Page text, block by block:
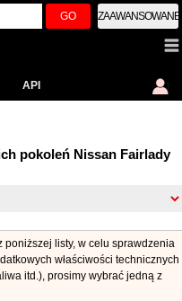
GO ZAAWANSOWANE
API
pokoleń Nissan Fairlady
poniższej listy, w celu sprawdzenia
właściwości technicznych
itd.), prosimy wybrać jedną z